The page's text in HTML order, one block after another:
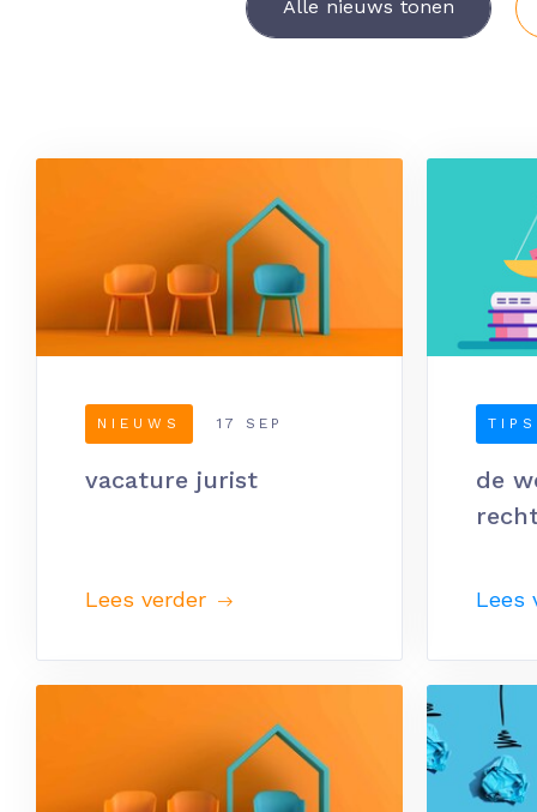
Alle nieuws tonen
NIEUWS 17 SEP
vacature jurist
Lees verder
TIPS
de
Lees